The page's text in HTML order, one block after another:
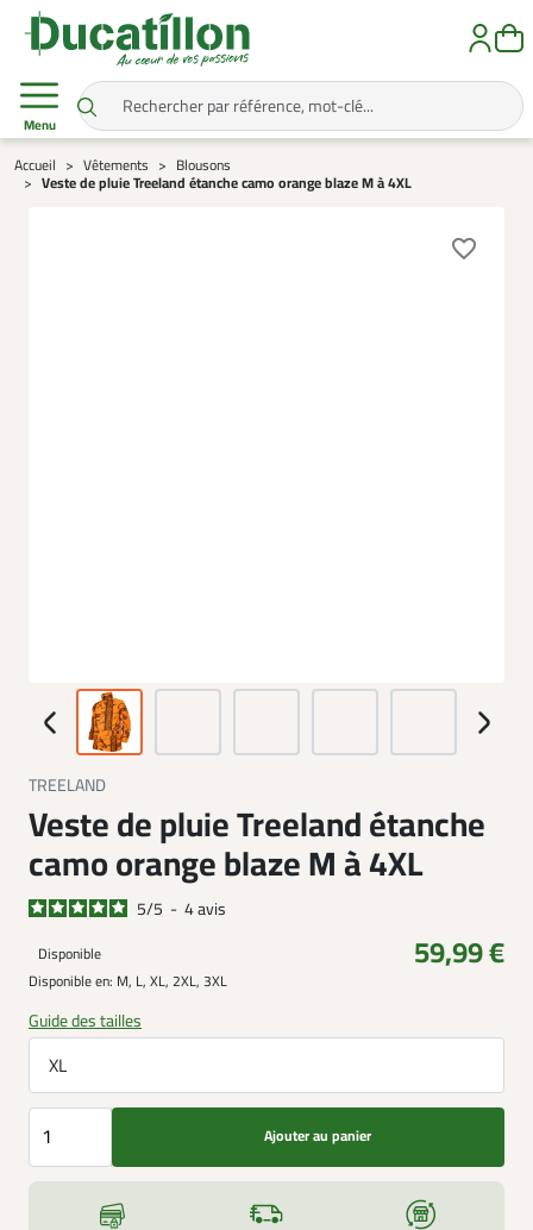
Menu
Accueil Vêtements Blousons
Veste de pluie Treeland étanche camo orange blaze M à 4XL
favorite_border
TREELAND
Veste de pluie Treeland étanche
camo orange blaze M à 4XL
5/5 - 4avis
Disponible 59,99 €
Disponible en: M, L, XL, 2XL, 3XL
Guide des tailles
XL
Ajouter au panier